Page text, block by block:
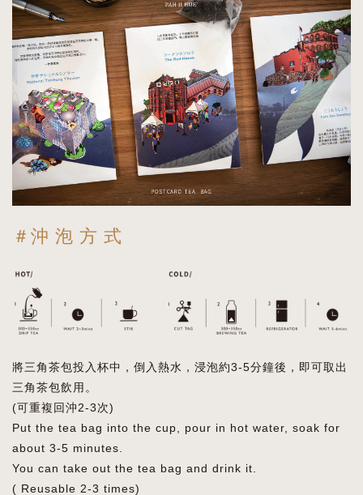
＃沖 泡 方 式
將三角茶包投入杯中，倒入熱水，浸泡約3-5分鐘後，即可取出
三角茶包飲用。
(可重複回沖2-3次)
Put the tea bag into the cup, pour in hot water, soak for
about 3-5 minutes.
You can take out the tea bag and drink it.
( Reusable 2-3 times)